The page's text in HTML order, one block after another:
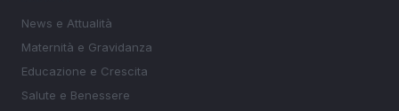
News e Attualità
Maternità e Gravidanza
Educazione e Crescita
Salute e Benessere